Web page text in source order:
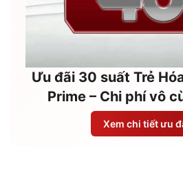
Ưu đãi 30 suất Trẻ
Prime – Chi phí vô
Xem chi tiết ưu